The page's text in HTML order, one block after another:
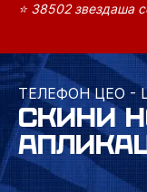
⭐ 38502 звездаша
ТЕЛЕФОН ЦЕО -
СКИНИ